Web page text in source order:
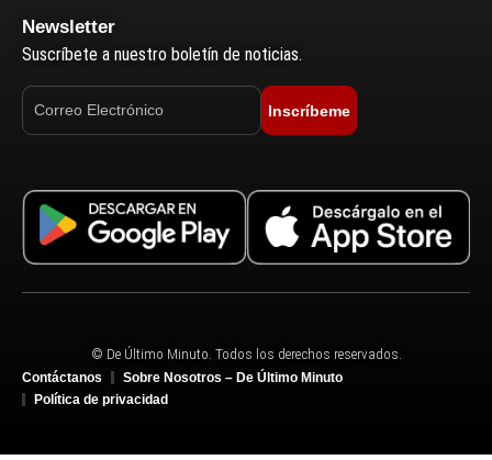
Newsletter
Suscríbete a nuestro boletín de noticias.
Inscríbeme
© De Último Minuto. Todos los derechos reservados.
Contáctanos
Sobre Nosotros – De Último Minuto
Política de privacidad